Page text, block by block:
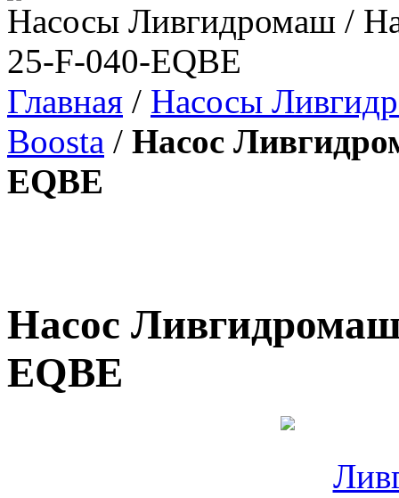
Насосы Ливгидромаш /
25-F-040-EQBE
Главная / Насосы
Boosta / Насос
EQBE
Насос
EQBE